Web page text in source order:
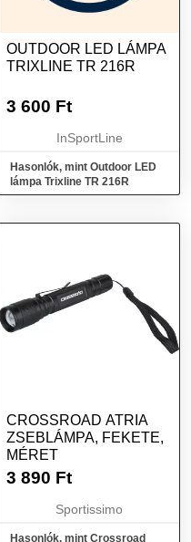
OUTDOOR LED LÁMPA
TRIXLINE TR 216R
3 600 Ft
InSportLine
Hasonlók, mint Outdoor LED
lámpa Trixline TR 216R
CROSSROAD ATRIA
ZSEBLÁMPA, FEKETE,
MÉRET
3 890 Ft
Sportissimo
Hasonlók, mint Crossroad